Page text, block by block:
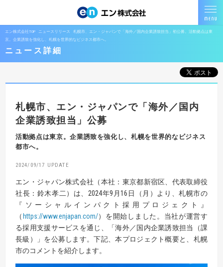
エン株式会社TOP ニュースリリース
札幌市、エン・ジャパンで「海外／国内企業誘致担当」初公募。活動拠点は東
京。企業誘致を強化し、札幌を世界的なビジネス都市へ。
ニュース詳細
札幌市、エン・ジャパンで「海外／国内
企業誘致担当」公募
活動拠点は東京。企業誘致を強化し、札幌を世界的なビジネス
都市へ。
2024/09/17
エン・ジャパン株式会社（本社：東京都新宿区、代表取締役
社長：鈴木孝二）は、2024年9月16日（月）より、札幌市の
『ソーシャルインパクト採用プロジェクト』
（https://www.enjapan.com/）を開始しました。当社が運営す
る採用支援サービスを通じ、「海外／国内企業誘致担当（課
長級）」を公募します。下記、本プロジェクト概要と、札幌
市のコメントを紹介します。